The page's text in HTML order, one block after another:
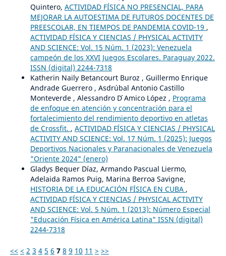
Quintero, ACTIVIDAD FÍSICA NO PRESENCIAL, PARA
MEJORAR LA AUTOESTIMA DE FUTUROS DOCENTES DE
PREESCOLAR, EN TIEMPOS DE PANDEMIA COVID-19 ,
ACTIVIDAD FÍSICA Y CIENCIAS / PHYSICAL ACTIVITY
AND SCIENCE: Vol. 15 Núm. 1 (2023): Venezuela
campeón de los XXVI Juegos Escolares. Paraguay 2022.
ISSN (digital) 2244-7318
Katherin Naily Betancourt Buroz , Guillermo Enrique
Andrade Guerrero , Asdrúbal Antonio Castillo
Monteverde , Alessandro D ́Amico López , Programa
de enfoque en atención y concentración para el
fortalecimiento del rendimiento deportivo en atletas
de Crossfit. , ACTIVIDAD FÍSICA Y CIENCIAS / PHYSICAL
ACTIVITY AND SCIENCE: Vol. 17 Núm. 1 (2025): Juegos
Deportivos Nacionales y Paranacionales de Venezuela
"Oriente 2024" (enero)
Gladys Bequer Díaz, Armando Pascual Liermo,
Adelaida Ramos Puig, Marina Berroa Savigne,
HISTORIA DE LA EDUCACIÓN FÍSICA EN CUBA ,
ACTIVIDAD FÍSICA Y CIENCIAS / PHYSICAL ACTIVITY
AND SCIENCE: Vol. 5 Núm. 1 (2013): Número Especial
"Educación Física en América Latina" ISSN (digital)
2244-7318
<< < 2 3 4 5 6 7 8 9 10 11 > >>